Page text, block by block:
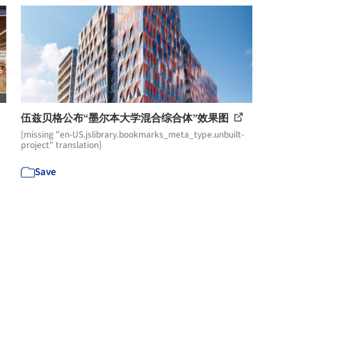
伍兹贝格公布“墨尔本大学混合综合体”效果图
[missing "en-US.jslibrary.bookmarks_meta_type.unbuilt-
project" translation]
Save